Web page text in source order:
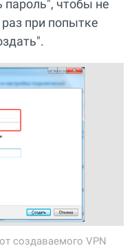
пароль", чтобы не
при попытке
создаваемого VPN